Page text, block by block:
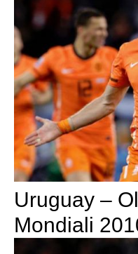
Uruguay –
Mondiali